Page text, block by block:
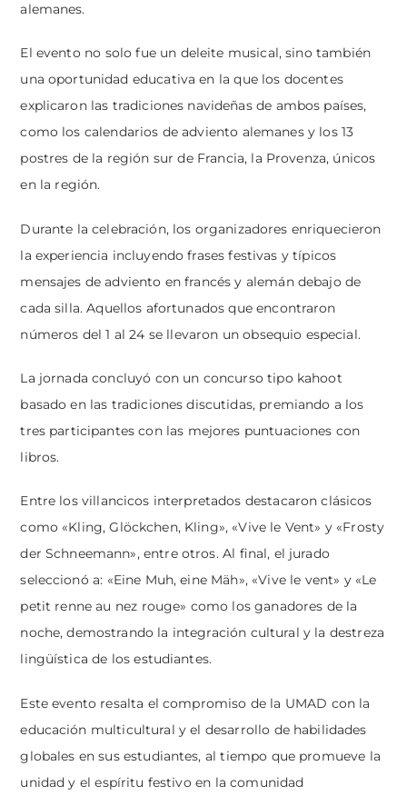
alemanes.
El evento no solo fue un deleite musical, sino también
una oportunidad educativa en la que los docentes
explicaron las tradiciones navideñas de ambos países,
como los calendarios de adviento alemanes y los 13
postres de la región sur de Francia, la Provenza, únicos
en la región.
Durante la celebración, los organizadores enriquecieron
la experiencia incluyendo frases festivas y típicos
mensajes de adviento en francés y alemán debajo de
cada silla. Aquellos afortunados que encontraron
números del 1 al 24 se llevaron un obsequio especial.
La jornada concluyó con un concurso tipo kahoot
basado en las tradiciones discutidas, premiando a los
tres participantes con las mejores puntuaciones con
libros.
Entre los villancicos interpretados destacaron clásicos
como «Kling, Glöckchen, Kling», «Vive le Vent» y «Frosty
der Schneemann», entre otros. Al final, el jurado
seleccionó a: «Eine Muh, eine Mäh», «Vive le vent» y «Le
petit renne au nez rouge» como los ganadores de la
noche, demostrando la integración cultural y la destreza
lingüística de los estudiantes.
Este evento resalta el compromiso de la UMAD con la
educación multicultural y el desarrollo de habilidades
globales en sus estudiantes, al tiempo que promueve la
unidad y el espíritu festivo en la comunidad